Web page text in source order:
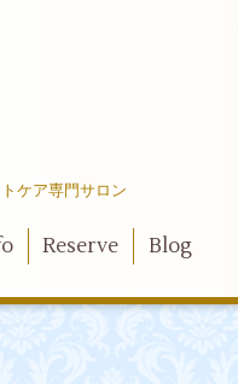
ケア専門サロン
Reserve Blog